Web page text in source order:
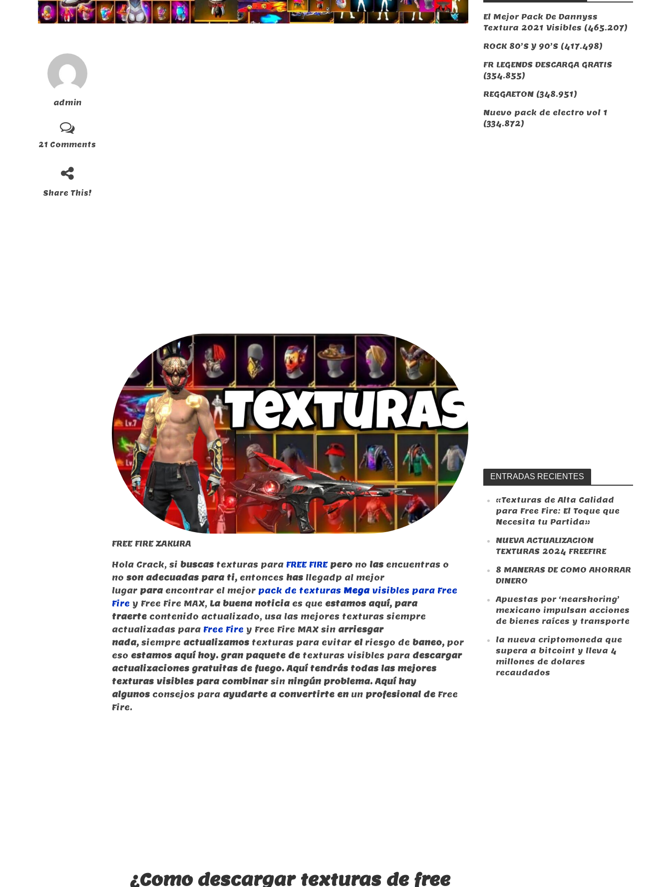
admin
21 Comments
Share This!
FREE FIRE ZAKURA
Hola Crack, si buscas texturas para FREE FIRE pero no las encuentras o
noson adecuadas para ti, entonces has llegadp al mejor
lugar para encontrar el mejor pack de texturas Megavisibles para Free
Fire y Free Fire MAX, La buena noticia es que estamos aquí, para
traerte contenido actualizado, usa las mejores texturas siempre
actualizadas para Free Fire y Free Fire MAX sin arriesgar
nada, siempre actualizamos texturas para evitar el riesgo de baneo, por
eso estamos aquí hoy. gran paquete de texturas visibles para descargar
actualizaciones gratuitas de fuego. Aquí tendrás todas las mejores
texturas visibles para combinarsin ningún problema. Aquí hay
algunos consejos para ayudarte a convertirte en un profesional de Free
Fire.
¿Como descargar texturas de free
El Mejor Pack De Dannyss
Textura 2021 Visibles (465.207)
ROCK 80’S Y 90’S (417.498)
FR LEGENDS DESCARGA GRATIS
(354.855)
REGGAETON (348.951)
Nuevo pack de electro vol 1
(334.872)
ENTRADAS RECIENTES
«Texturas de Alta Calidad
para Free Fire: El Toque que
Necesita tu Partida»
NUEVA ACTUALIZACION
TEXTURAS 2024 FREEFIRE
8 MANERAS DE COMO AHORRAR
DINERO
Apuestas por ‘nearshoring’
mexicano impulsan acciones
de bienes raíces y transporte
la nueva criptomoneda que
supera a bitcoint y lleva 4
millones de dolares
recaudados